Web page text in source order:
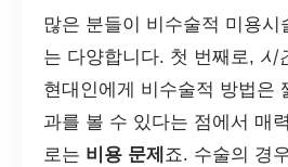
많은 분들이 비수술적 미용시
는 다양합니다. 첫 번째로, 시
현대인에게 비수술적 방법은
과를 볼 수 있다는 점에서 매
로는 비용 문제 죠. 수술의 경